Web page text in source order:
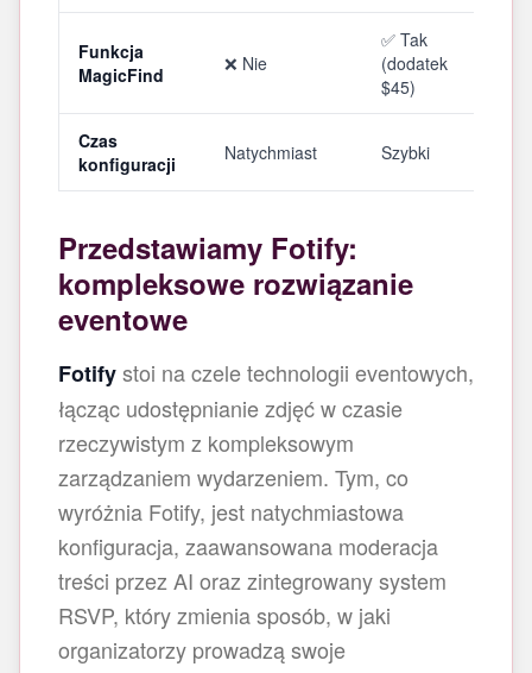
Funkcja
MagicFind
❌ Nie
✅ Tak
(dodatek
$45)
Czas
konfiguracji
Natychmiast Szybki
Przedstawiamy Fotify:
kompleksowe rozwiązanie
eventowe
Fotifystoi na czele technologii eventowych,
łącząc udostępnianie zdjęć w czasie
rzeczywistym z kompleksowym
zarządzaniem wydarzeniem. Tym, co
wyróżnia Fotify, jest natychmiastowa
konfiguracja, zaawansowana moderacja
treści przez AI oraz zintegrowany system
RSVP, który zmienia sposób, w jaki
organizatorzy prowadzą swoje